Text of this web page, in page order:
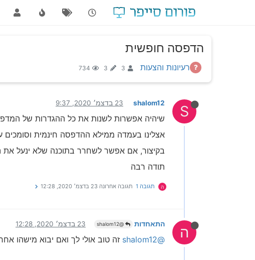
הדפסה חופשית
רעיונות והצעות 3
3
734
S
shalom12 23 בדצמ׳ 2020, 9:37
שיהיה אפשרות לשנות את כל ההגדרות של
אצלינו בעמדה ממילא ההדפסה חינמית
בקיצור, אם אפשר לשחרר בתוכנה שלא ינעל את
תודה רבה
ה תגובה 1 תגובה אחרונה 23 בדצמ׳ 2020, 12:28
ה התאחדות @shalom12 23 בדצמ׳ 2020, 12:28
@shalom12 זה טוב אולי לך ואם יבוא מישהו